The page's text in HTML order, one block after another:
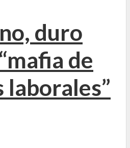
duro
de
laborales”